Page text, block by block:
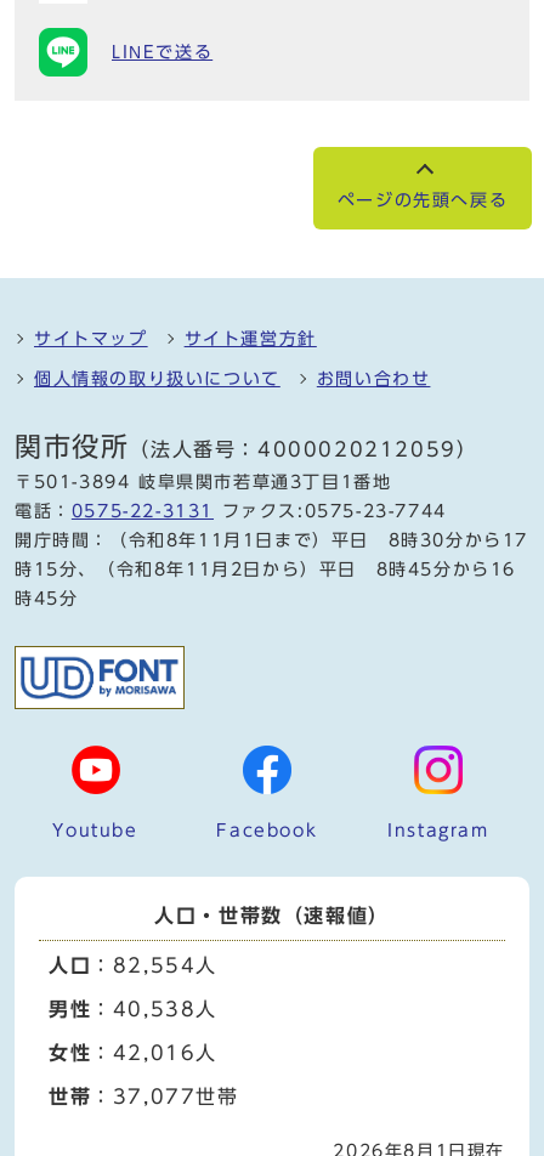
LINEで送る
ページの先頭へ戻る
サイトマップ サイト運営方針
個人情報の取り扱いについて お問い合わせ
関市役所 （法人番号：4000020212059）
〒501-3894 岐阜県関市若草通3丁目1番地
電話： 0575-22-3131
ファクス:0575-23-7744
開庁時間：（令和8年11月1日まで）平日 8時30分から17
時15分、（令和8年11月2日から）平日 8時45分から16
時45分
Youtube Facebook Instagram
人口・世帯数（速報値）
人口 ：82,554人
男性 ：40,538人
女性 ：42,016人
世帯 ：37,077世帯
2026年8月1日現在